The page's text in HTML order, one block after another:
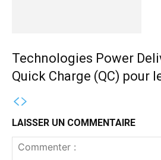
Technologies Power
Quick Charge (QC) pour
LAISSER UN COMMENTAIRE